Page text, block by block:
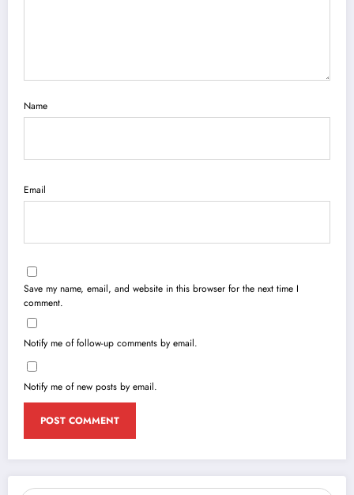
Name
Email
Save my name, email, and website in this browser for the next time I
comment.
Notify me of follow-up comments by email.
Notify me of new posts by email.